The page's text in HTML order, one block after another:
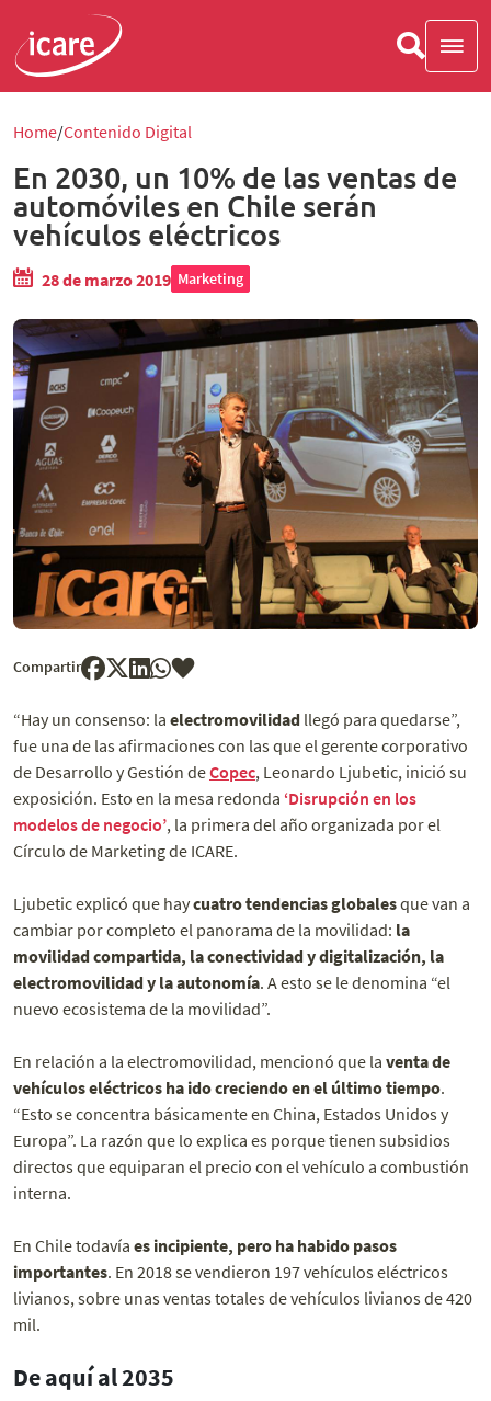
Home Contenido Digital
En 2030, un 10% de las ventas de
automóviles en Chile serán
vehículos eléctricos
28 de marzo 2019 Marketing
Compartir
“Hay un consenso: la electromovilidad llegó para quedarse”,
fue una de las afirmaciones con las que el gerente corporativo
de Desarrollo y Gestión deCopec, Leonardo Ljubetic, inició su
exposición. Esto en la mesa redonda ‘Disrupción en los
modelos de negocio’, la primera del año organizada por el
Círculo de Marketing de ICARE.
Ljubetic explicó que haycuatro tendencias globalesque van a
cambiar por completo el panorama de la movilidad: la
movilidad compartida, la conectividad y digitalización, la
electromovilidad y la autonomía. A esto se le denomina “el
nuevo ecosistema de la movilidad”.
En relación a la electromovilidad, mencionó que la venta de
vehículos eléctricos ha ido creciendo en el último tiempo.
“Esto se concentra básicamente en China, Estados Unidos y
Europa”. La razón que lo explica es porque tienen subsidios
directos que equiparan el precio con el vehículo a combustión
interna.
En Chile todavía es incipiente, pero ha habido pasos
importantes. En 2018 se vendieron 197 vehículos eléctricos
livianos, sobre unas ventas totales de vehículos livianos de 420
mil.
De aquí al 2035